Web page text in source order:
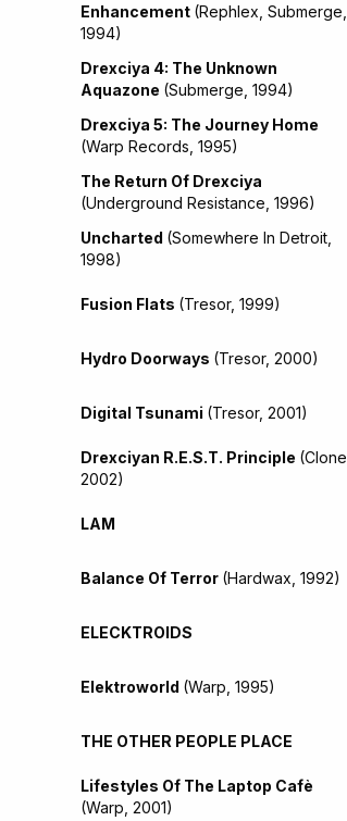
Enhancement (Rephlex, Submerge,
1994)
Drexciya 4: The Unknown
Aquazone (Submerge, 1994)
Drexciya 5: The Journey Home
(Warp Records, 1995)
The Return Of Drexciya
(Underground Resistance, 1996)
Uncharted (Somewhere In Detroit,
1998)
Fusion Flats (Tresor, 1999)
Hydro Doorways (Tresor, 2000)
Digital Tsunami (Tresor, 2001)
Drexciyan R.E.S.T. Principle (Clone,
2002)
LAM
Balance Of Terror (Hardwax, 1992)
ELECKTROIDS
Elektroworld (Warp, 1995)
THE OTHER PEOPLE PLACE
Lifestyles Of The Laptop Cafè
(Warp, 2001)